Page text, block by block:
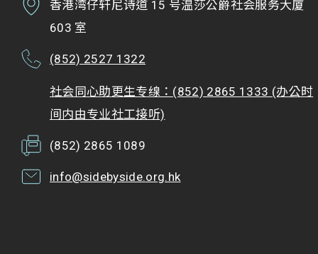
香港湾仔轩尼诗道 15 号温莎公爵社会服务大厦
603 室
(852) 2527 1322
社会同心助更生专缐：(852) 2865 1333 (办公时
间内由专业社工接听)
(852) 2865 1089
info@sidebyside.org.hk